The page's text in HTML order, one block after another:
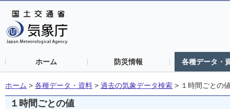
ホーム 防災情報 各種データ・
ホーム > 各種データ・資料 > 過去の気象データ検索 > １時間ごとの
１時間ごとの値